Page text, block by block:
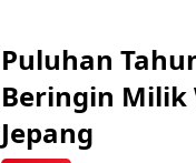
Puluhan
Beringin Milik
Jepang